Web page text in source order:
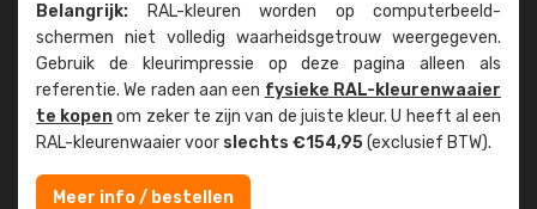
Belangrijk: RAL-kleuren worden op computer­beeld­
schermen niet volledig waarheids­­getrouw weer­gegeven.
Gebruik de kleur­impressie op deze pagina alleen als
referentie. We raden aan een fysieke RAL-kleuren­waaier
te kopenom zeker te zijn van de juiste kleur. U heeft al een
RAL-kleuren­waaier voor slechts €154,95(exclusief BTW).
Meer info / bestellen